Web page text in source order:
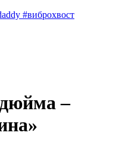
#виброхвост
–